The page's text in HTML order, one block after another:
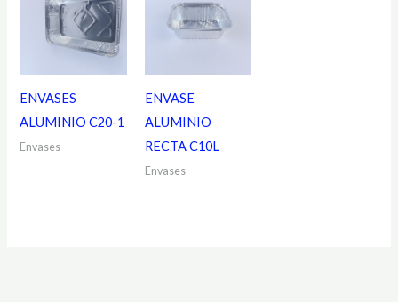
ENVASES
ALUMINIO C20-1
Envases
ENVASE
ALUMINIO
RECTA C10L
Envases